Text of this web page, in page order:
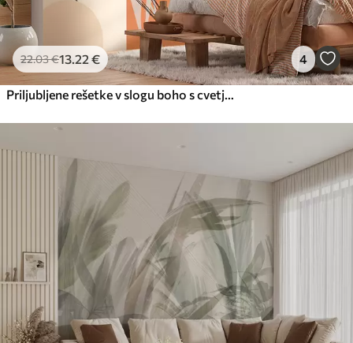
22.03€13.22€ 4
Priljubljene rešetke v slogu boho s cvetjem